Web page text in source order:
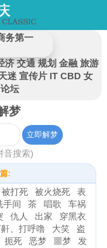
济 交通 规划 金融 旅游
迷 宣传片 IT CBD 女
论坛
梦
音搜索)
:
被打死 被火烧死
表
手间 茶 唱歌
车祸
仇人 出家
穿黑衣
、打呼噜 大笑
盗
扼死 恶梦 噩梦
发